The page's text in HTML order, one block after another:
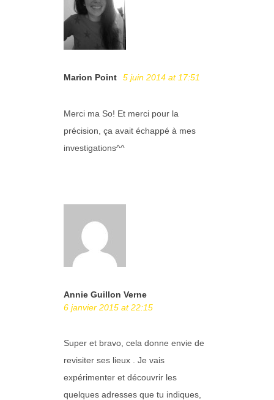
Marion Point 5 juin 2014 at 17:51
Merci ma So! Et merci pour la
précision, ça avait échappé à mes
investigations^^
Annie Guillon Verne
6 janvier 2015 at 22:15
Super et bravo, cela donne envie de
revisiter ses lieux . Je vais
expérimenter et découvrir les
quelques adresses que tu indiques,